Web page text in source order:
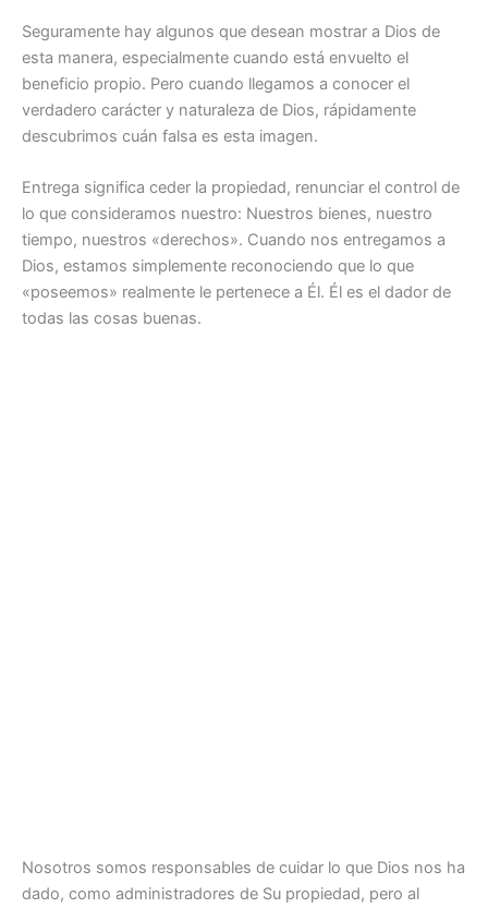
Seguramente hay algunos que desean mostrar a Dios de
esta manera, especialmente cuando está envuelto el
beneficio propio. Pero cuando llegamos a conocer el
verdadero carácter y naturaleza de Dios, rápidamente
descubrimos cuán falsa es esta imagen.
Entrega significa ceder la propiedad, renunciar el control de
lo que consideramos nuestro: Nuestros bienes, nuestro
tiempo, nuestros «derechos». Cuando nos entregamos a
Dios, estamos simplemente reconociendo que lo que
«poseemos» realmente le pertenece a Él. Él es el dador de
todas las cosas buenas.
Nosotros somos responsables de cuidar lo que Dios nos ha
dado, como administradores de Su propiedad, pero al